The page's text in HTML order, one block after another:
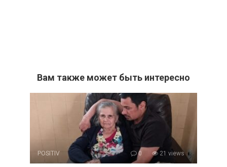
Вам также может быть интересно
POSITIV 0 21 views